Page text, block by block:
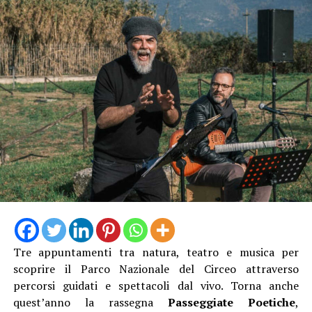
trampoli, il Cantagallo Menestrello, i Saltafossum, la
Donna Corvo, i Corti teatrali della tradizione medievale,
il Cacciatore di topi, l’Araldo del borgo e il Mendicante
pellegrino.
Camminando nel borgo si incroceranno proposte
artistiche per tutti i gusti. Presso l’Infermeria dei
Conversi andrà in scena lo spettacolo di teatro-danza
Tre appuntamenti tra natura, teatro e musica per
scoprire il Parco Nazionale del Circeo attraverso
percorsi guidati e spettacoli dal vivo. Torna anche
quest’anno la rassegnaPasseggiate Poetiche,